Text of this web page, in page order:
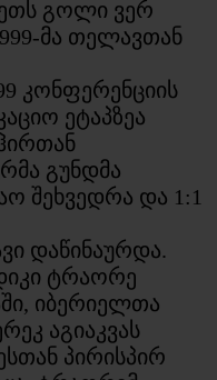
გოლი ვერ
მა თელავთან
კონფერენციის
ეტაპზეა
გუნდმა
შეხვედრა და 1:1
დაწინაურდა.
ტრაორე
იბერიელთა
აგიაკვას
პირისპირ